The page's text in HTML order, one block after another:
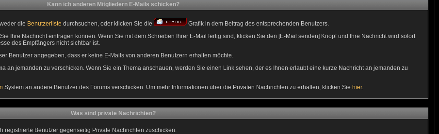
Kann ich anderen Mitgliedern E-Mails schicken?
die Benutzerliste durchsuchen, oder klicken Sie die
Grafik in dem Beitrag des entsprechenden Benutzers.
Ihre Nachricht eintragen können. Wenn Sie mit dem Schreiben Ihrer E-Mail fertig sind, klicken Sie den [E-Mail senden] Knopf und Ihre Nachricht wird sofort
des Empfängers nicht sichtbar ist.
Benutzer angegeben, dass er keine E-Mails von anderen Benutzern erhalten möchte.
an jemanden zu verschicken. Wenn Sie ein Thema anschauen, werden Sie einen Link sehen, der es Ihnen erlaubt eine kurze Nachricht an jemanden zu
System an andere Benutzer des Forums verschicken. Um mehr Informationen über die Privaten Nachrichten zu erhalten, klicken Sie hier.
Was sind private Nachrichten?
registrierte Benutzer gegenseitig Private Nachrichten zuschicken.